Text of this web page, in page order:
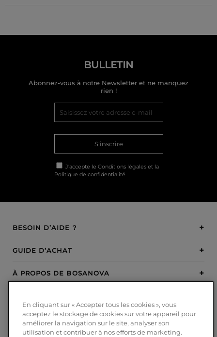
BULLETIN
Abonnez-vous à notre Newsletter et ne manquez
rien !
S'inscrire
J'accepte le Conditions légales et la
Politique de confidentialité
BESOIN D’AIDE ?
GUIDE D’ACHAT
À PROPOS DE BOSANOVA
MODES DE PAIEMENT
En cliquant sur « Accepter tous les cookies », vous
acceptez le stockage de cookies sur votre appareil pour
améliorer la navigation sur le site, analyser son
utilisation et contribuer à nos efforts de marketing.